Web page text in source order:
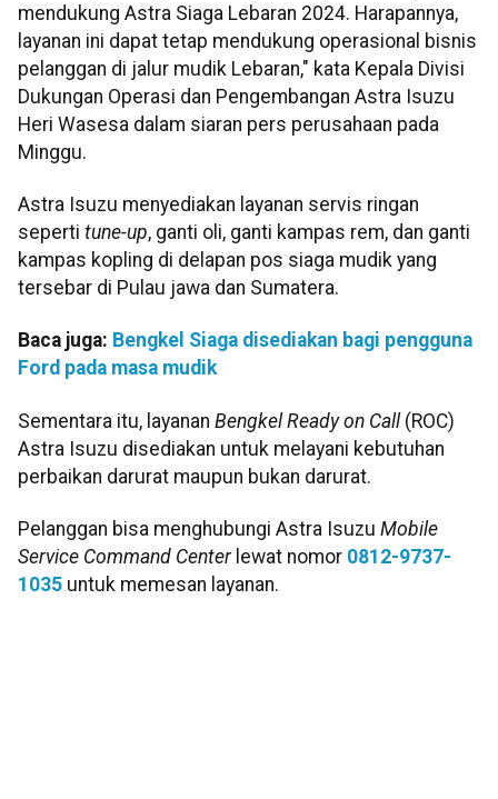
mendukung Astra Siaga Lebaran 2024. Harapannya,
layanan ini dapat tetap mendukung operasional bisnis
pelanggan di jalur mudik Lebaran," kata Kepala Divisi
Dukungan Operasi dan Pengembangan Astra Isuzu
Heri Wasesa dalam siaran pers perusahaan pada
Minggu.
Astra Isuzu menyediakan layanan servis ringan
seperti tune-up, ganti oli, ganti kampas rem, dan ganti
kampas kopling di delapan pos siaga mudik yang
tersebar di Pulau jawa dan Sumatera.
Baca juga: Bengkel Siaga disediakan bagi pengguna
Ford pada masa mudik
Sementara itu, layanan Bengkel Ready on Call(ROC)
Astra Isuzu disediakan untuk melayani kebutuhan
perbaikan darurat maupun bukan darurat.
Pelanggan bisa menghubungi Astra Isuzu Mobile
Service Command Centerlewat nomor 0812-9737-
1035 untuk memesan layanan.